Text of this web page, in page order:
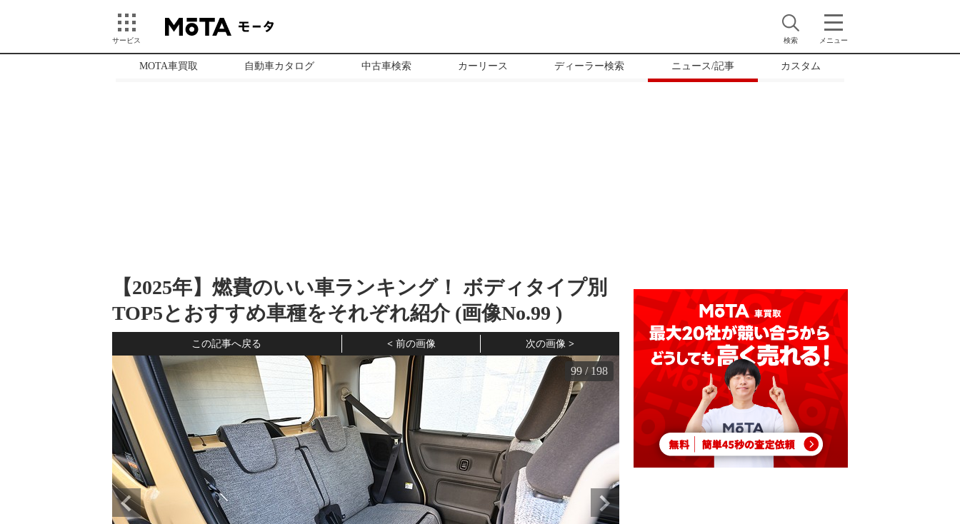
サービス 検索 メニュー
MOTA車買取 自動車カタログ 中古車検索 カーリース ディーラー検索 ニュース/記事 カスタム
【2025年】燃費のいい車ランキング！ ボディタイプ別
TOP5とおすすめ車種をそれぞれ紹介 (画像No.99 )
この記事へ戻る 前の画像 次の画像
99 / 198